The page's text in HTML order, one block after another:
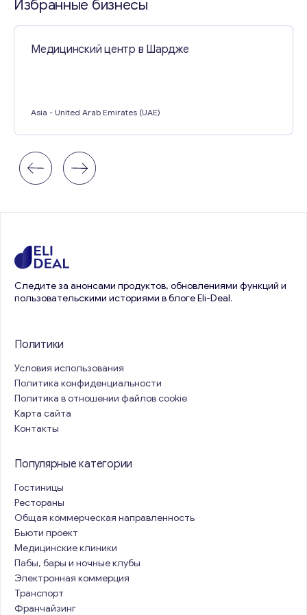
Избранные бизнесы
Медицинский центр в Шардже
Asia - United Arab Emirates (UAE)
Следите за анонсами продуктов, обновлениями функций и
пользовательскими историями в блоге Eli-Deal.
Политики
Условия использования
Политика конфиденциальности
Политика в отношении файлов cookie
Карта сайта
Контакты
Популярные категории
Гостиницы
Рестораны
Общая коммерческая направленность
Бьюти проект
Медицинские клиники
Пабы, бары и ночные клубы
Электронная коммерция
Транспорт
Франчайзинг